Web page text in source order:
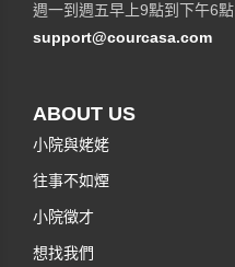
週一到週五早上9點到下午6點
support@courcasa.com
ABOUT US
小院與姥姥
往事不如煙
小院徵才
想找我們